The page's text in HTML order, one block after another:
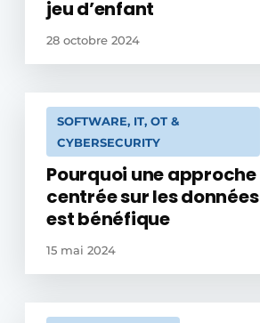
jeu d’enfant
28 octobre 2024
SOFTWARE, IT, OT &
CYBERSECURITY
Pourquoi une approche
centrée sur les données
est bénéfique
15 mai 2024